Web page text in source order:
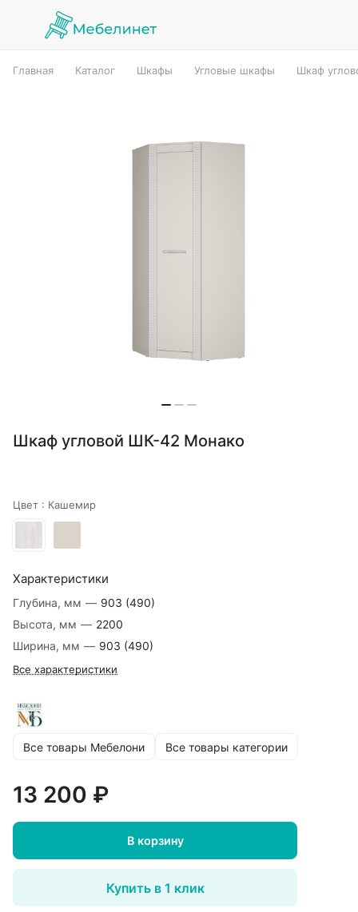
Главная Каталог Шкафы Угловые шкафы Шкаф
Шкаф угловой ШК-42 Монако
Цвет : Кашемир
Характеристики
Глубина, мм — 903 (490)
Высота, мм — 2200
Ширина, мм — 903 (490)
Все характеристики
Все товары Мебелони Все товары категории
13 200 ₽
В корзину
Купить в 1 клик